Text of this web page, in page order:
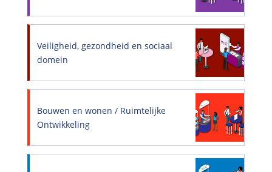
Veiligheid, gezondheid en sociaal
domein
Bouwen en wonen / Ruimtelijke
Ontwikkeling